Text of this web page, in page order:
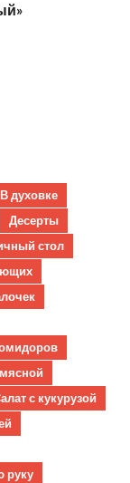
В духовке
Десерты
стол
с кукурузой
руку